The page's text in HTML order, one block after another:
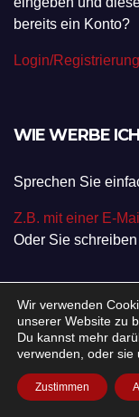
bereits ein Konto?
Login/Registrierung
WIE WERBE
Sprechen Sie
Z.B. mit einer E-
Oder Sie
NEWSLETTER
Wir verwenden
unserer Website zu
Du kannst mehr
verwenden, oder sie
Zustimmen